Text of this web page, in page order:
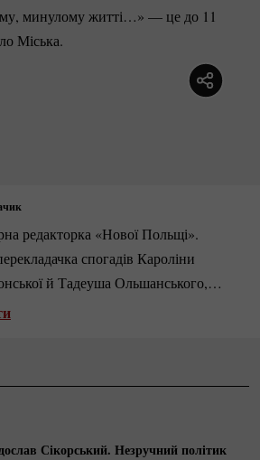
минулому житті…» — це до 11
Міська.
редакторка «Нової Польщі».
спогадів Кароліни
й Тадеуша Ольшанського,
Томаша Ґживачевського, віршів
Сікорський. Незручний політик